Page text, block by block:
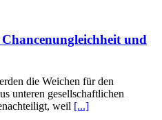
und
die Weichen für den
unteren gesellschaftlichen
weil [...]